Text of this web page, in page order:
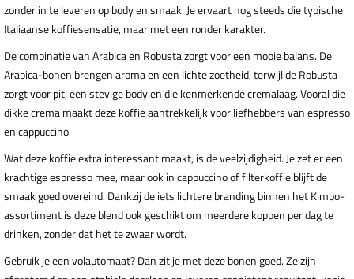
zonder in te leveren op body en smaak. Je ervaart nog steeds die typische
Italiaanse koffiesensatie, maar met een ronder karakter.
De combinatie van Arabica en Robusta zorgt voor een mooie balans. De
Arabica-bonen brengen aroma en een lichte zoetheid, terwijl de Robusta
zorgt voor pit, een stevige body en die kenmerkende cremalaag. Vooral die
dikke crema maakt deze koffie aantrekkelijk voor liefhebbers van espresso
en cappuccino.
Wat deze koffie extra interessant maakt, is de veelzijdigheid. Je zet er een
krachtige espresso mee, maar ook in cappuccino of filterkoffie blijft de
smaak goed overeind. Dankzij de iets lichtere branding binnen het Kimbo-
assortiment is deze blend ook geschikt om meerdere koppen per dag te
drinken, zonder dat het te zwaar wordt.
Gebruik je een volautomaat? Dan zit je met deze bonen goed. Ze zijn